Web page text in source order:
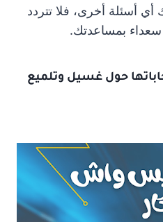
أي أسئلة أخرى، فلا تتردد
بمساعدتك.
حول غسيل وتلميع